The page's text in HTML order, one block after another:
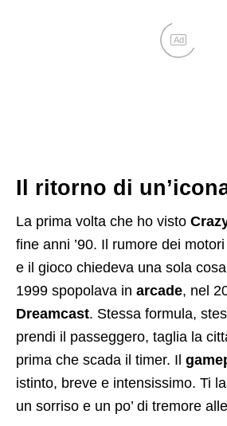
Ad
Il ritorno di
La prima volta che ho visto
fine anni ’90. Il rumore dei
e il gioco chiedeva una sola
1999 spopolava in arcade, nel
Dreamcast. Stessa formula,
prendi il passeggero, taglia la
prima che scada il timer. Il
istinto, breve e intensissimo. Ti
un sorriso e un po’ di tremore